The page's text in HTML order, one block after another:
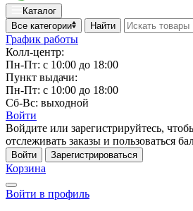
Каталог
Все категории
Найти
График работы
Колл-центр:
Пн-Пт: с 10:00 до 18:00
Пункт выдачи:
Пн-Пт: с 10:00 до 18:00
Сб-Вс: выходной
Войти
Войдите или зарегистрируйтесь,
отслеживать заказы и пользоваться
Войти Зарегистрироваться
Корзина
Войти в профиль